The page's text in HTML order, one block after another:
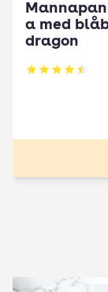
a med
dragon
Betyg: 4.5 av